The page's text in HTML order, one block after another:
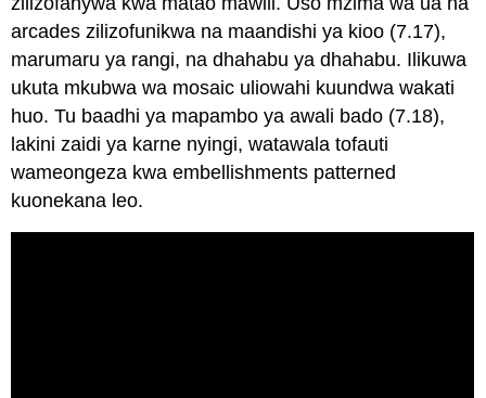
arcades zilizofunikwa na maandishi ya kioo (7.17),
marumaru ya rangi, na dhahabu ya dhahabu. Ilikuwa
ukuta mkubwa wa mosaic uliowahi kuundwa wakati
huo. Tu baadhi ya mapambo ya awali bado (7.18),
lakini zaidi ya karne nyingi, watawala tofauti
wameongeza kwa embellishments patterned
kuonekana leo.